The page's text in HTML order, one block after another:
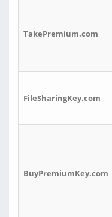
TakePremium.com
FileSharingKey.com
BuyPremiumKey.com